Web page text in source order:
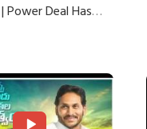
Deal Has